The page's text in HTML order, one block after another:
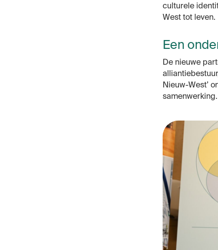
culturele
West tot leven.
Een
De nieuwe
Nieuw-West’
samenwerking.